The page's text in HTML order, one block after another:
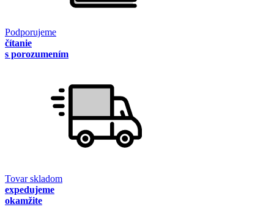
Podporujeme
čítanie
s porozumením
Tovar skladom
expedujeme
okamžite